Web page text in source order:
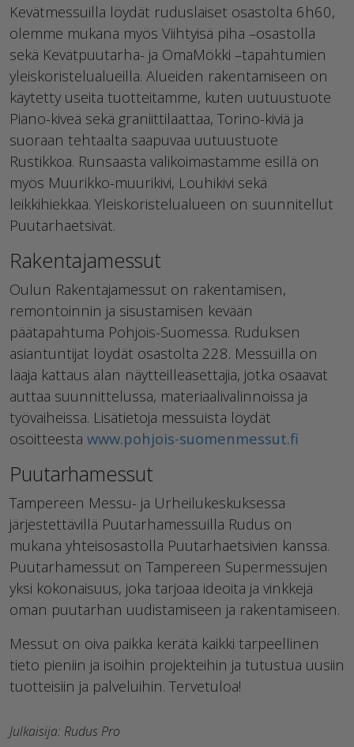
Kevätmessuilla löydät ruduslaiset osastolta 6h60,
olemme mukana myös Viihtyisä piha –osastolla
sekä Kevätpuutarha- ja OmaMökki –tapahtumien
yleiskoristelualueilla. Alueiden rakentamiseen on
käytetty useita tuotteitamme, kuten uutuustuote
Piano-kiveä sekä graniittilaattaa, Torino-kiviä ja
suoraan tehtaalta saapuvaa uutuustuote
Rustikkoa. Runsaasta valikoimastamme esillä on
myös Muurikko-muurikivi, Louhikivi sekä
leikkihiekkaa. Yleiskoristelualueen on suunnitellut
Puutarhaetsivät.
Rakentajamessut
Oulun Rakentajamessut on rakentamisen,
remontoinnin ja sisustamisen kevään
päätapahtuma Pohjois-Suomessa. Ruduksen
asiantuntijat löydät osastolta 228. Messuilla on
laaja kattaus alan näytteilleasettajia, jotka osaavat
auttaa suunnittelussa, materiaalivalinnoissa ja
työvaiheissa. Lisätietoja messuista löydät
osoitteesta www.pohjois-suomenmessut.fi
Puutarhamessut
Tampereen Messu- ja Urheilukeskuksessa
järjestettävillä Puutarhamessuilla Rudus on
mukana yhteisosastolla Puutarhaetsivien kanssa.
Puutarhamessut on Tampereen Supermessujen
yksi kokonaisuus, joka tarjoaa ideoita ja vinkkejä
oman puutarhan uudistamiseen ja rakentamiseen.
Messut on oiva paikka kerätä kaikki tarpeellinen
tieto pieniin ja isoihin projekteihin ja tutustua uusiin
tuotteisiin ja palveluihin. Tervetuloa!
Julkaisija: Rudus Pro